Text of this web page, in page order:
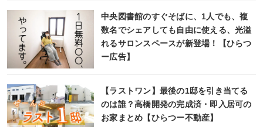
中央図書館のすぐそばに、1人でも、複
数名でシェアしても自由に使える、光溢
れるサロンスペースが新登場！【ひらつ
ー広告】
【ラストワン】最後の1邸を引き当てる
のは誰？高橋開発の完成済・即入居可の
お家まとめ【ひらつー不動産】